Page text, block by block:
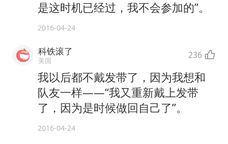
是这时机已经过，我不会参加的”。
2016-04-24
科铁滚了
美国 236
我以后都不戴发带了，因为我想和
队友一样——“我又重新戴上发带
了，因为是时候做回自己了”。
2016-04-24